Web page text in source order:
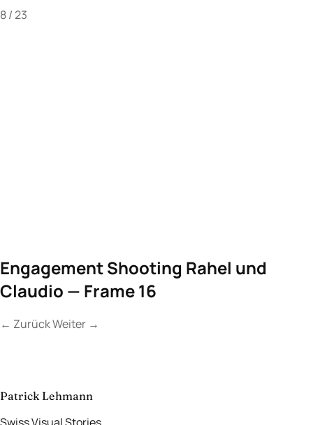
8 / 23
Engagement Shooting Rahel und
Claudio — Frame 16
← ZurückWeiter →
aufnehmen→
Patrick Lehmann